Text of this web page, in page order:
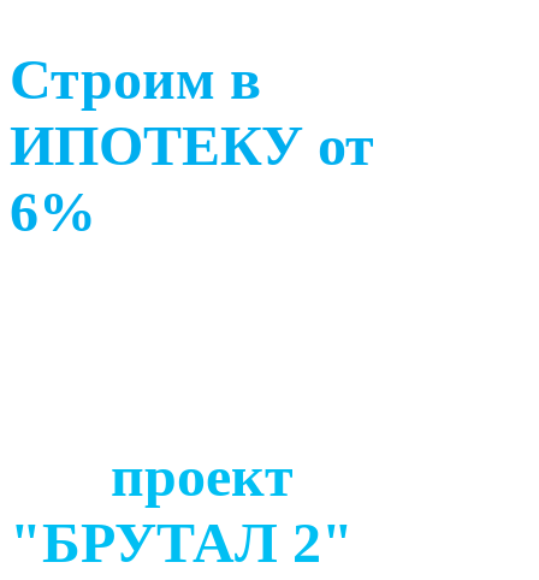
Строим в
ИПОТЕКУ от
6%
проект
"БРУТАЛ 2"